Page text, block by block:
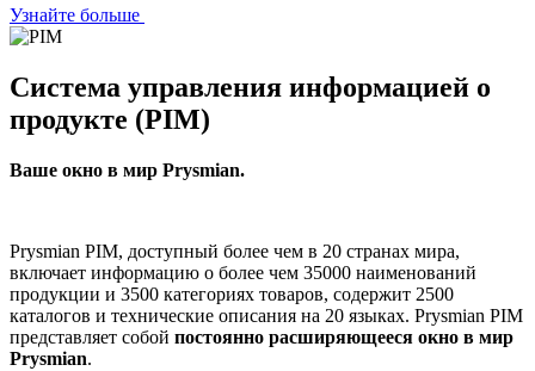
Узнайте больше
Система управления информацией о
продукте (PIM)
Ваше окно в мир Prysmian.
Prysmian PIM, доступный более чем в 20 странах мира,
включает информацию о более чем 35000 наименований
продукции и 3500 категориях товаров, содержит 2500
каталогов и технические описания на 20 языках. Prysmian PIM
представляет собой постоянно расширяющееся окно в мир
Prysmian.